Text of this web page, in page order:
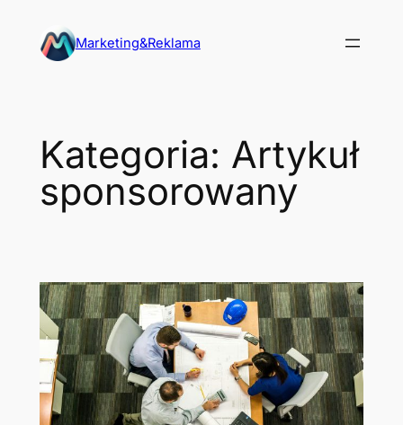
Marketing&Reklama
Kategoria: Artykuł
sponsorowany